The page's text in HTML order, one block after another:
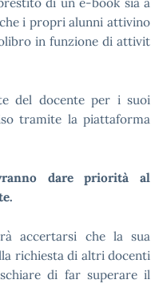
i propri alunni attivino
in funzione di attivit
del docente per i suoi
tramite la piattaforma
dare priorità al
accertarsi che la sua
richiesta di altri docenti
di far superare il